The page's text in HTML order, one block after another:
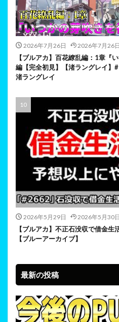
2026年7月26日 2026年7月26日
【ブルアカ】百花繚乱編：1章『
編【完全初見】【渚ラングレイ】
渚ラングレイ
2026年5月29日 2026年5月30日
【ブルアカ】不正石没収で借金生
【ブルーアーカイブ】
最新の投稿